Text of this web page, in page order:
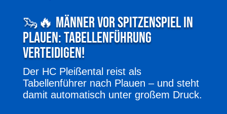
🦦🔥 Männer vor Spitzenspiel in
Plauen: Tabellenführung
verteidigen!
Der HC Pleißental reist als
Tabellenführer nach Plauen – und steht
damit automatisch unter großem Druck.